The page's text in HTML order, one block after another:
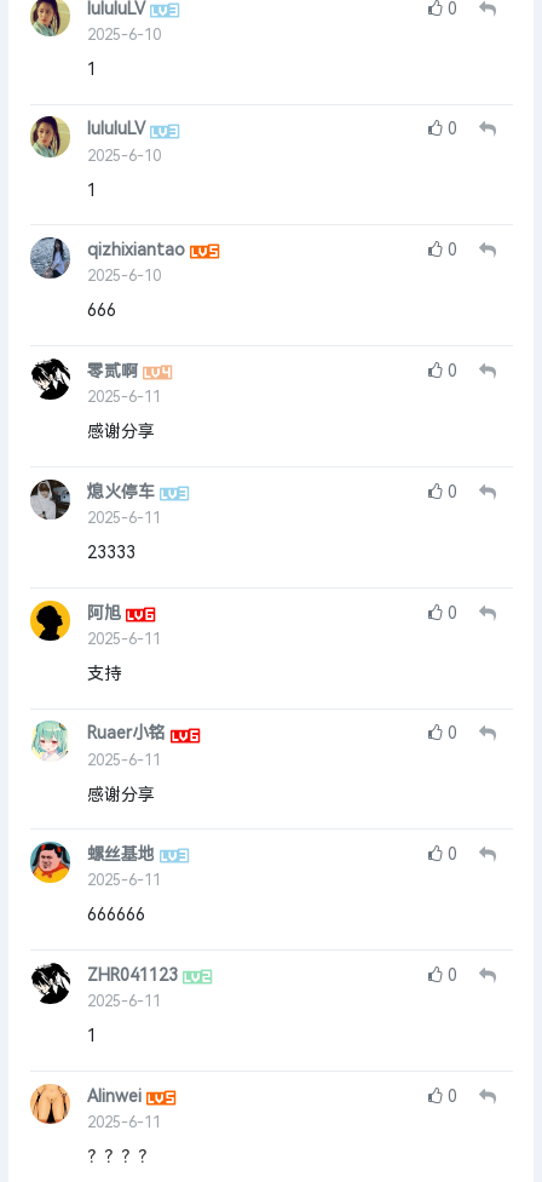
lululuLV
2025-6-10
0
1
lululuLV
2025-6-10
0
1
qizhixiantao
2025-6-10
0
666
零贰啊
2025-6-11
0
感谢分享
熄火停车
2025-6-11
0
23333
阿旭
2025-6-11
0
支持
Ruaer小铭
2025-6-11
0
感谢分享
螺丝基地
2025-6-11
0
666666
ZHR041123
2025-6-11
0
1
Alinwei
2025-6-11
0
？？？？